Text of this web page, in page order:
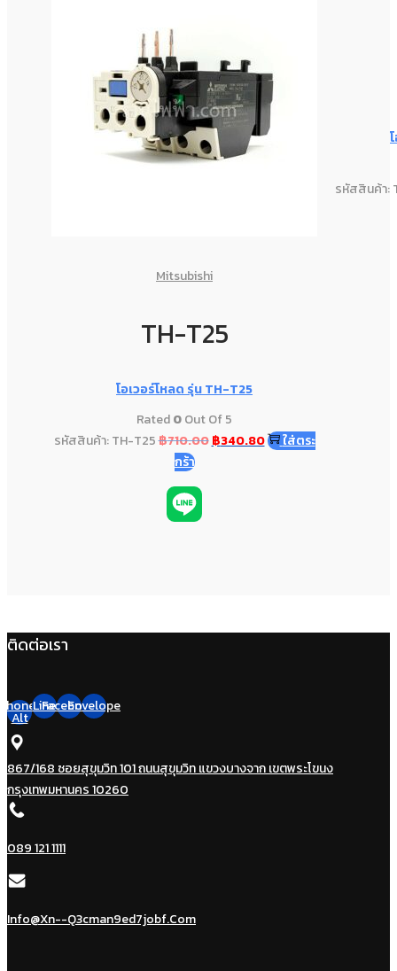
Mitsubishi
TH-T25
โอเวอร์โหลด รุ่น TH-T25
Rated0Out Of 5
รหัสสินค้า: TH-T25฿710.00 ฿340.80
ใส่ตระ
กร้า
รหัสสินค้า:
ติดต่อเรา
Alt
Line
Facebook
Envelope
867/168 ซอยสุขุมวิท 101 ถนนสุขุมวิท แขวงบางจาก เขตพระโขนง
กรุงเทพมหานคร 10260
089 121 1111
Info@xn--q3cman9ed7jobf.com